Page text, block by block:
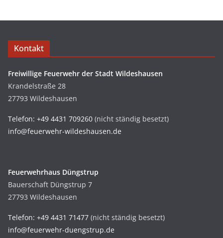
Kontakt
Freiwillige Feuerwehr der Stadt Wildeshausen
Krandelstraße 28
27793 Wildeshausen
Telefon: +49 4431 709260 (nicht ständig besetzt)
info@feuerwehr-wildeshausen.de
Feuerwehrhaus Düngstrup
Bauerschaft Düngstrup 7
27793 Wildeshausen
Telefon: +49 4431 71477 (nicht ständig besetzt)
info@feuerwehr-duengstrup.de